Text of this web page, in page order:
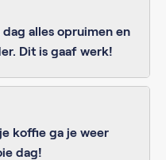
alles opruimen en
Dit is gaaf werk!
koffie ga je weer
dag!